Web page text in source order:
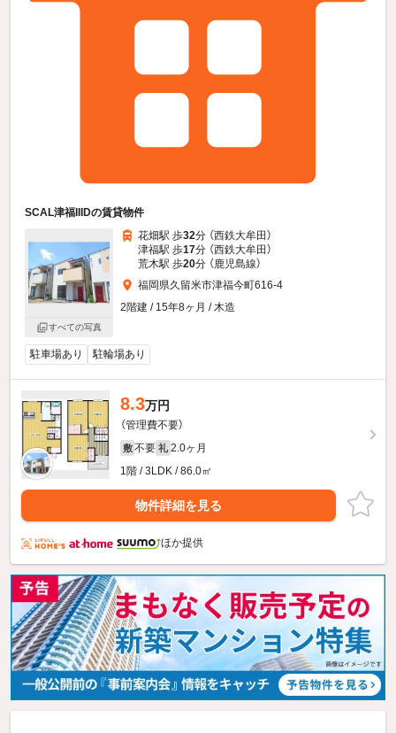
SCAL津福IIIDの賃貸物件
すべての写真
花畑駅 歩32分 （西鉄大牟田）
津福駅 歩17分 （西鉄大牟田）
荒木駅 歩20分 （鹿児島線）
福岡県久留米市津福今町616-4
2階建 / 15年8ヶ月 / 木造
駐車場あり 駐輪場あり
8.3万円
（管理費不要）
敷 不要 礼 2.0ヶ月
1階 / 3LDK / 86.0㎡
物件詳細を見る
ほか提供